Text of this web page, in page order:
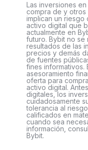
Las inversiones
compra de y otros
implican un riesgo
activo digital que
actualmente en
futuro. Bybit no se
resultados de las
precios y demás
de fuentes
fines informativos.
asesoramiento
oferta para
activo digital.
digitales, los
cuidadosamente
tolerancia al
calificados en
cuando sea
información,
Bybit.